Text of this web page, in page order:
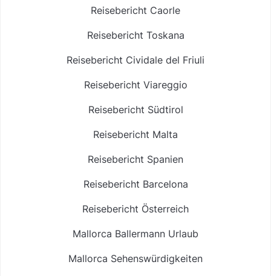
Reisebericht Caorle
Reisebericht Toskana
Reisebericht Cividale del Friuli
Reisebericht Viareggio
Reisebericht Südtirol
Reisebericht Malta
Reisebericht Spanien
Reisebericht Barcelona
Reisebericht Österreich
Mallorca Ballermann Urlaub
Mallorca Sehenswürdigkeiten